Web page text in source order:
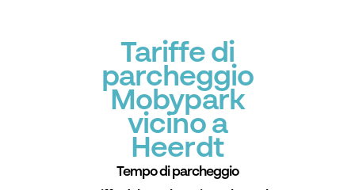
Tariffe di
parcheggio
Mobypark
vicino a
Heerdt
Tempo di parcheggio